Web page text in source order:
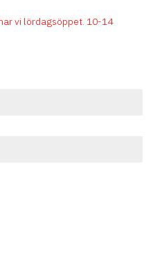
vi lördagsöppet. 10-14